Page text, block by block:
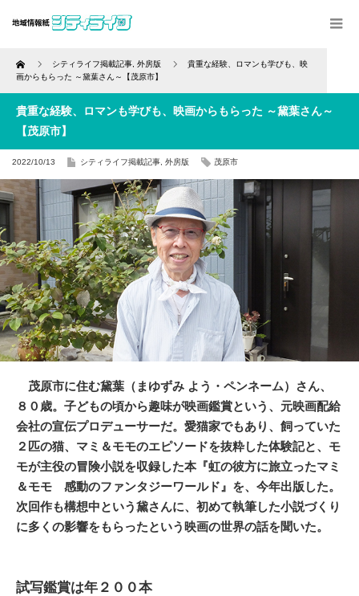
Home シティライフ掲載記事 外房版
貴重な経験、ロマンも学びも、映
画からもらった ～黛葉さん～【茂原市】
貴重な経験、ロマンも学びも、映画からもらった ～黛葉さん～
【茂原市】
2022/10/13 シティライフ掲載記事 外房版 茂原市
茂原市に住む黛葉（まゆずみ よう・ペンネーム）さん、
８０歳。子どもの頃から趣味が映画鑑賞という、元映画配給
会社の宣伝プロデューサーだ。愛猫家でもあり、飼っていた
２匹の猫、マミ＆モモのエピソードを抜粋した体験記と、モ
モが主役の冒険小説を収録した本『虹の彼方に旅立ったマミ
＆モモ 感動のファンタジーワールド』を、今年出版した。
次回作も構想中という黛さんに、初めて執筆した小説づくり
に多くの影響をもらったという映画の世界の話を聞いた。
試写鑑賞は年２００本